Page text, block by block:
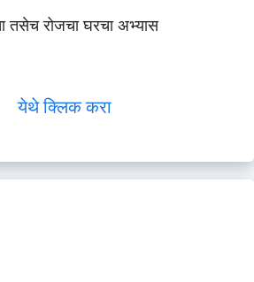
तसेच रोजचा घरचा अभ्यास
येथे क्लिक करा